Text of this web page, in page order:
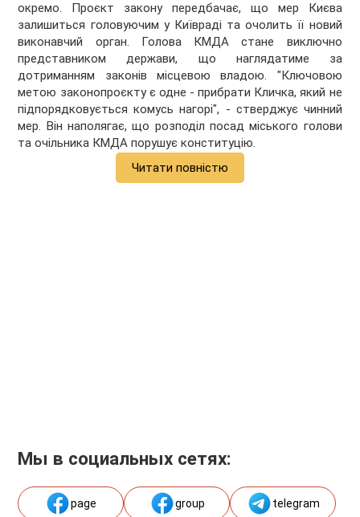
окремо. Проєкт закону передбачає, що мер Києва
залишиться головуючим у Київраді та очолить її новий
виконавчий орган. Голова КМДА стане виключно
представником держави, що наглядатиме за
дотриманням законів місцевою владою. "Ключовою
метою законопроєкту є одне - прибрати Кличка, який не
підпорядковується комусь нагорі", - стверджує чинний
мер. Він наполягає, що розподіл посад міського голови
та очільника КМДА порушує конституцію.
Читати повністю
Мы в социальных сетях:
page group telegram